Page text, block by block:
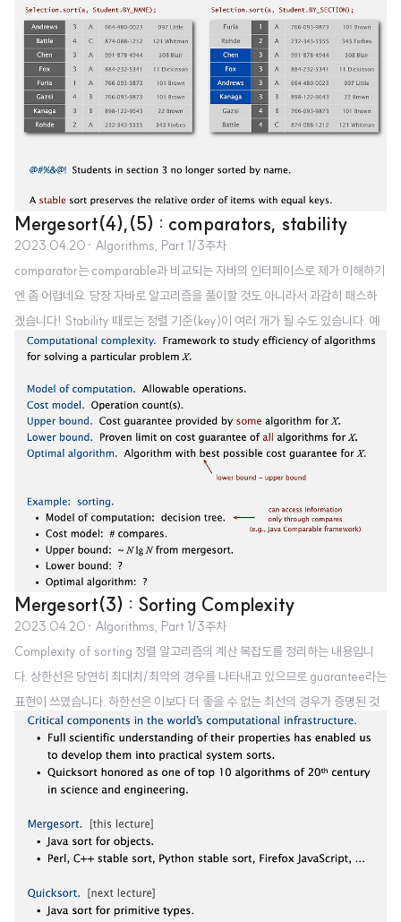
수 있게 되었죠. Duplicate keys: the problem 하지만 일반적인 병합 정렬 방
식을 적용하게 되면, key가 모두 동일한 경우에 대해서는 quadratic 시간이 소
요될 것입니다. 이를 방지하기 위해 paritioning item(기준 아이템)과 동일한
것이 확인되는 순간 작업을 멈춰서 Nl..
Mergesort(4),(5) : comparators, stability
2023.04.20 · Algorithms, Part 1/3주차
comparator는 comparable과 비교되는 자바의 인터페이스로 제가 이해하기
엔 좀 어렵네요. 당장 자바로 알고리즘을 풀이할 것도 아니라서 과감히 패스하
겠습니다! Stability 때로는 정렬 기준(key)이 여러 개가 될 수도 있습니다. 예
를 들어 이름을 기준으로 정렬한 다음, 2번째 열의 숫자를 기준으로 정렬하고
준의 정렬이 깨지는 것을 원하지 않을 수도 있습니다. 즉, 두 번째 정렬을 수행하
더라도 기존의 정렬이 유지되길 원하는 경우 어떻게 이를 구현할 수 있을까요?
Stability: insertion sort 삽입 정렬은 정렬이 수행되는 매 스텝(i)에서 이전에
정렬된 것들은 건드리지 않습니다. 비교 대상이 더 ..
Mergesort(3) : Sorting Complexity
2023.04.20 · Algorithms, Part 1/3주차
Complexity of sorting 정렬 알고리즘의 계산 복잡도를 정리하는 내용입니
다. 상한선은 당연히 최대치/최악의 경우를 나타내고 있으므로 guarantee라는
표현이 쓰였습니다. 하한선은 이보다 더 좋을 수 없는 최선의 경우가 증명된 것
을 뜻합니다. 최적 알고리즘은 X라는 문제에 대해 최선의 것으로 증명된 경우에
해당하며 상한선과 하한선 사이에 위치합니다. Decision tree (for 3 distinct
a, b, and c) 의사 결정 나무를 통해 정렬에 대한 결정을 시각화할 수 있습니다.
있음을 보여주고 있습니다. 트리의 높이는 비교를 가장 많이 해야 하는 최악의
경우를 뜻하게 됩니다. Compare-base..